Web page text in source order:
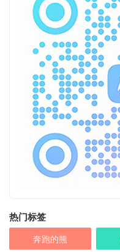
热门标签
奔跑的熊